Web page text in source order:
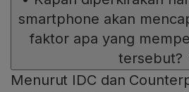
smartphone akan
faktor apa yang
tersebut?
Menurut IDC dan